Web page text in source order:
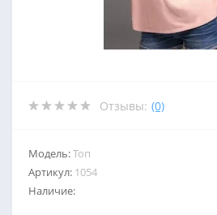
Отзывы: (0)
Модель:Топ
Артикул: 1054
Наличие: